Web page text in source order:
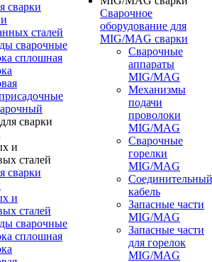
сварки
сталей
сварочные
сплошная
сварки
и
сталей
сварочные
сплошная
Сварочное
оборудование для
MIG/MAG сварки
Сварочные
аппараты
MIG/MAG
Механизмы
подачи
проволоки
MIG/MAG
Сварочные
горелки
MIG/MAG
Соединительный
кабель
Запасные части
MIG/MAG
Запасные части
для горелок
MIG/MAG